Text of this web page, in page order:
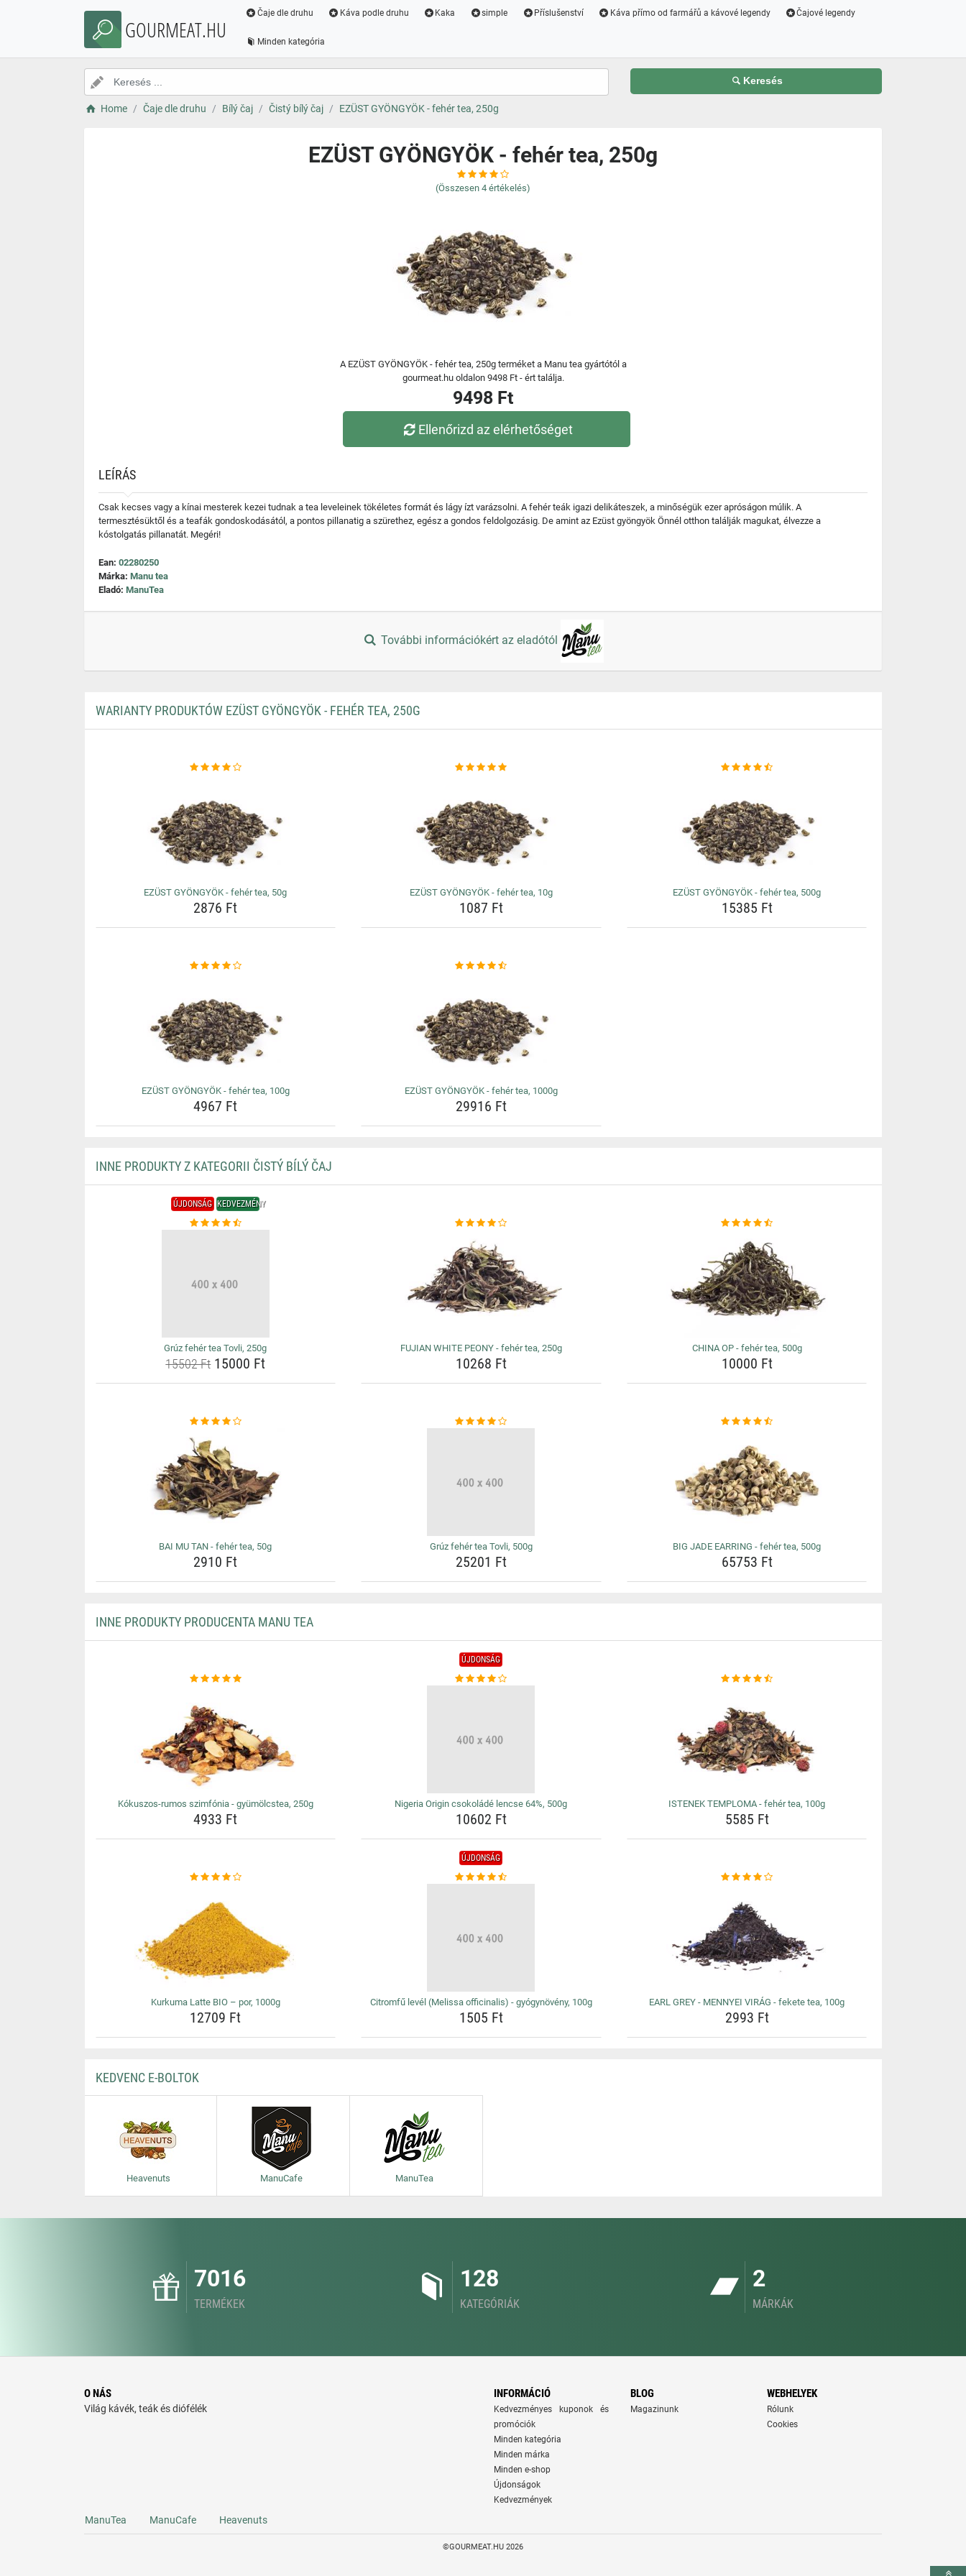
GOURMEAT.HU
Čaje dle druhu Káva podle druhu Kaka simple Příslušenství Káva přímo od farmářů a kávové legendy Čajové legendy
Minden kategória
Keresés
Home Čaje dle druhu Bílý čaj Čistý bílý čaj EZÜST GYÖNGYÖK - fehér tea, 250g
EZÜST GYÖNGYÖK - fehér tea, 250g
(Összesen 4 értékelés)
A EZÜST GYÖNGYÖK - fehér tea, 250g terméket a Manu tea gyártótól a
gourmeat.hu oldalon 9498 Ft - ért találja.
9498 Ft
Ellenőrizd az elérhetőséget
LEÍRÁS
Csak kecses vagy a kínai mesterek kezei tudnak a tea leveleinek tökéletes formát és lágy ízt varázsolni. A fehér teák igazi delikáteszek, a minőségük ezer apróságon múlik. A
termesztésüktől és a teafák gondoskodásától, a pontos pillanatig a szürethez, egész a gondos feldolgozásig. De amint az Ezüst gyöngyök Önnél otthon találják magukat, élvezze a
kóstolgatás pillanatát. Megéri!
Ean: 02280250
Márka: Manu tea
Eladó: ManuTea
További információkért az eladótól
WARIANTY PRODUKTÓW EZÜST GYÖNGYÖK - FEHÉR TEA, 250G
EZÜST GYÖNGYÖK - fehér tea, 50g
2876 Ft
EZÜST GYÖNGYÖK - fehér tea, 10g
1087 Ft
EZÜST GYÖNGYÖK - fehér tea, 500g
15385 Ft
EZÜST GYÖNGYÖK - fehér tea, 100g
4967 Ft
EZÜST GYÖNGYÖK - fehér tea, 1000g
29916 Ft
INNE PRODUKTY Z KATEGORII ČISTÝ BÍLÝ ČAJ
ÚJDONSÁG KEDVEZMÉNY
Grúz fehér tea Tovli, 250g
15502 Ft15000 Ft
FUJIAN WHITE PEONY - fehér tea, 250g
10268 Ft
CHINA OP - fehér tea, 500g
10000 Ft
BAI MU TAN - fehér tea, 50g
2910 Ft
Grúz fehér tea Tovli, 500g
25201 Ft
BIG JADE EARRING - fehér tea, 500g
65753 Ft
INNE PRODUKTY PRODUCENTA MANU TEA
Kókuszos-rumos szimfónia - gyümölcstea, 250g
4933 Ft
ÚJDONSÁG
Nigeria Origin csokoládé lencse 64%, 500g
10602 Ft
ISTENEK TEMPLOMA - fehér tea, 100g
5585 Ft
Kurkuma Latte BIO – por, 1000g
12709 Ft
ÚJDONSÁG
Citromfű levél (Melissa officinalis) - gyógynövény, 100g
1505 Ft
EARL GREY - MENNYEI VIRÁG - fekete tea, 100g
2993 Ft
KEDVENC E-BOLTOK
Heavenuts ManuCafe ManuTea
7016
TERMÉKEK
128
KATEGÓRIÁK
2
MÁRKÁK
O NÁS
Világ kávék, teák és diófélék
INFORMÁCIÓ
Kedvezményes kuponok és
promóciók
Minden kategória
Minden márka
Minden e-shop
Újdonságok
Kedvezmények
BLOG
Magazinunk
WEBHELYEK
Rólunk
Cookies
ManuTea ManuCafe Heavenuts
©GOURMEAT.HU 2026